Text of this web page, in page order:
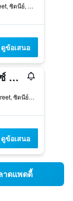
11 Jamison Street, ซิดนีย์, NSW, ออสเตรเลีย
ดูข้อเสนอ
พาราด็อกซ์ ซิดนีย์
27 O'Connell Street, ซิดนีย์, NSW, ออสเตรเลีย
ดูข้อเสนอ
าดแพดดี้